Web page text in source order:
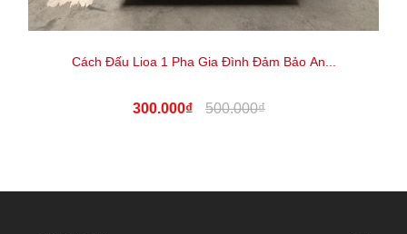
Cách Đấu Lioa 1 Pha Gia Đình Đảm Bảo An...
300.000₫ 500.000₫